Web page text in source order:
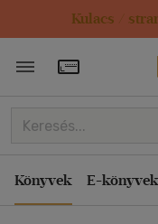
Kulacs /
Törzsvásárlói
Könyvek E-könyvek